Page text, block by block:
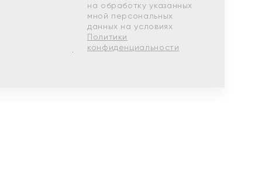
на обработку указанных
мной персональных
данных на условиях
Политики
конфиденциальности